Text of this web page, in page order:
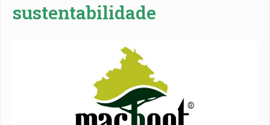
sustentabilidade